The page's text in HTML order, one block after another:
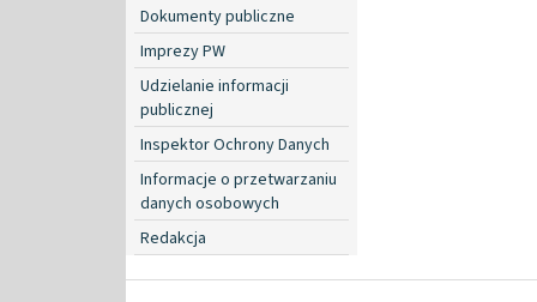
Dokumenty publiczne
Imprezy PW
Udzielanie informacji
publicznej
Inspektor Ochrony Danych
Informacje o przetwarzaniu
danych osobowych
Redakcja